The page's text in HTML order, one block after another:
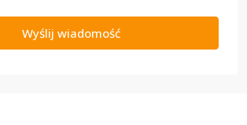
Wyślij wiadomość